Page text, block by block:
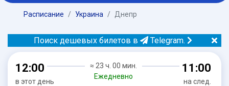
Расписание Украина Днепр
Поиск дешевых билетов в Telegram.
12:00
в этот день
≈ 23 ч. 00 мин.
Ежедневно
11:00
на след.